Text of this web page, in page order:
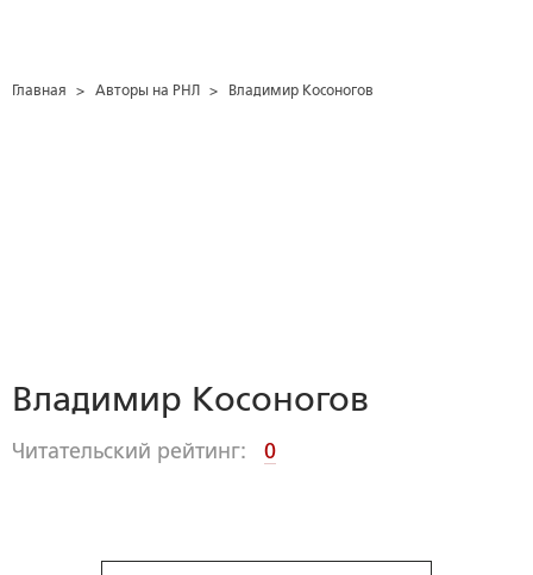
Главная > Авторы на РНЛ > Владимир Косоногов
Владимир Косоногов
Читательский рейтинг: 0